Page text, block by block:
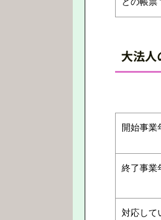
大法人
開始事業
終了事業
対応して